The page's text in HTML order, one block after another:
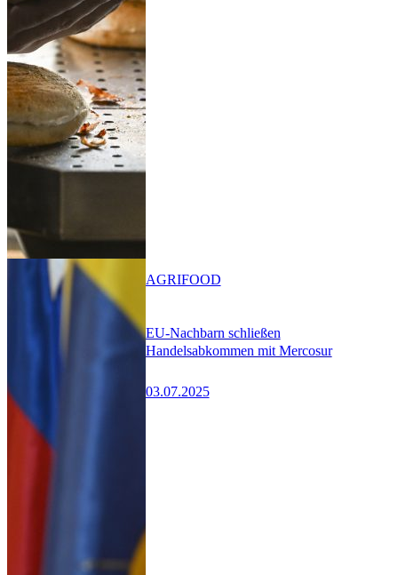
EU-Nachbarn schließen
Handelsabkommen mit Mercosur
03.07.2025
AGRIFOOD